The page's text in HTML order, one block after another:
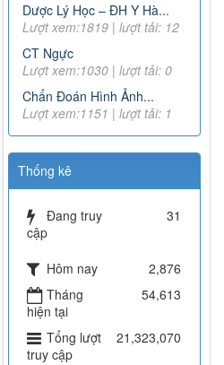
Dược Lý Học – ĐH Y Hà...
Lượt xem:1819 | lượt tải: 12
CT Ngực
Lượt xem:1030 | lượt tải: 0
Chẩn Đoán Hình Ảnh...
Lượt xem:1151 | lượt tải: 1
Thống kê
Đang truy
cập
31
Hôm nay
2,876
Tháng
hiện tại
54,613
Tổng lượt
truy cập
21,323,070